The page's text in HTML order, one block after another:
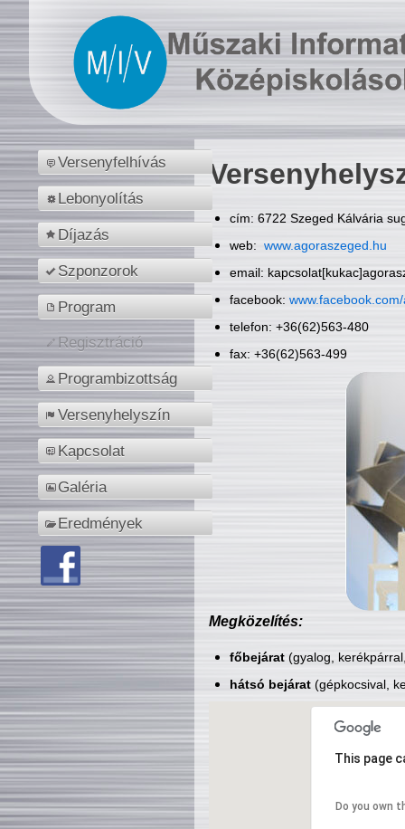
Versenyfelhívás
Lebonyolítás
Díjazás
Szponzorok
Program
Regisztráció
Programbizottság
Versenyhelyszín
Kapcsolat
Galéria
Eredmények
cím: 6722 Szeged Kálvária
web: www.agoraszeged.hu
email:
facebook:
telefon: +36(62)563-480
fax: +36(62)563-499
Megközelítés:
főbejárat(gyalog,
hátsó bejárat(gépkocsival,
This page
Do you own